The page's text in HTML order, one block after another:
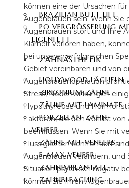
BRAZILIAN BUTT LIFT
PO VERGRÖSSERUNG MIT
IGENFETT
ZAHNÄSTHETIK
HOLLYWOOD LÄCHELN
ZIRKONIUM ZÄHNE
ZÄHNE MIT LAMINATE
PORZELLAN-ZAHN-
VENEER
ZÄHNE MIT VENEERS
E-MAX VENEER
ZAHNIMPLANTATE
ZAHNBLEACHING
können eine der Ursachen
Augenbrauen sein. Wenn Sie
Augenbrauen stört und Ihre
Klarheit verloren haben,
bei unseren erfolgreichen
Gebiet vereinbaren und von
Augenbrauenoperation
Stress, Nebenwirkungen
Hypothyreose und
Faktoren, die den Verlust von
beeinflussen. Wenn Sie mit
Flüssigkeiten konfrontiert
Augenbrauen verändern, und
Situation psychisch negativ
können Sie Ihren